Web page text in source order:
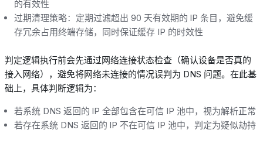
的有效性
过期清理策略：定期过滤超出 90 天有效期的 IP 条目，避免缓
存冗余占用终端存储，同时保证缓存 IP 的时效性
判定逻辑执行前会先通过网络连接状态检查（确认设备是否真的
接入网络） ，避免将网络未连接的情况误判为 DNS 问题。在此基
础上，具体判断逻辑为：
若系统 DNS 返回的 IP 全部包含在可信 IP 池中，视为解析正常
若存在系统 DNS 返回的 IP 不在可信 IP 池中，判定为疑似劫持